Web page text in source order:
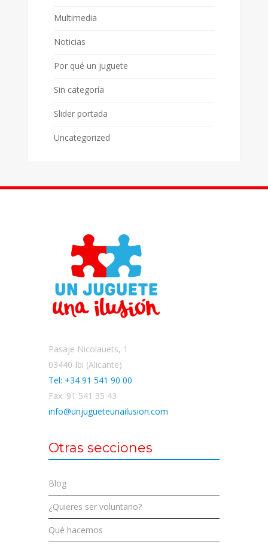
Multimedia
Noticias
Por qué un juguete
Sin categoría
Slider portada
Uncategorized
Pasaje Nicolauets, 1
03440 Ibi (Alicante)
Tel: +34 91 541 90 00
Fax: 91 541 35 43
info@unjugueteunailusion.com
Otras secciones
Blog
¿Quieres ser voluntario?
Qué hacemos